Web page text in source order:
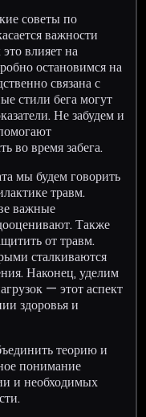
советы по
важности
влияет на
остановимся на
связана с
стили бега могут
Не забудем и
во время забега.
мы будем говорить
травм.
важные
Также
от травм.
сталкиваются
Наконец, уделим
— этот аспект
здоровья и
теорию и
понимание
и необходимых